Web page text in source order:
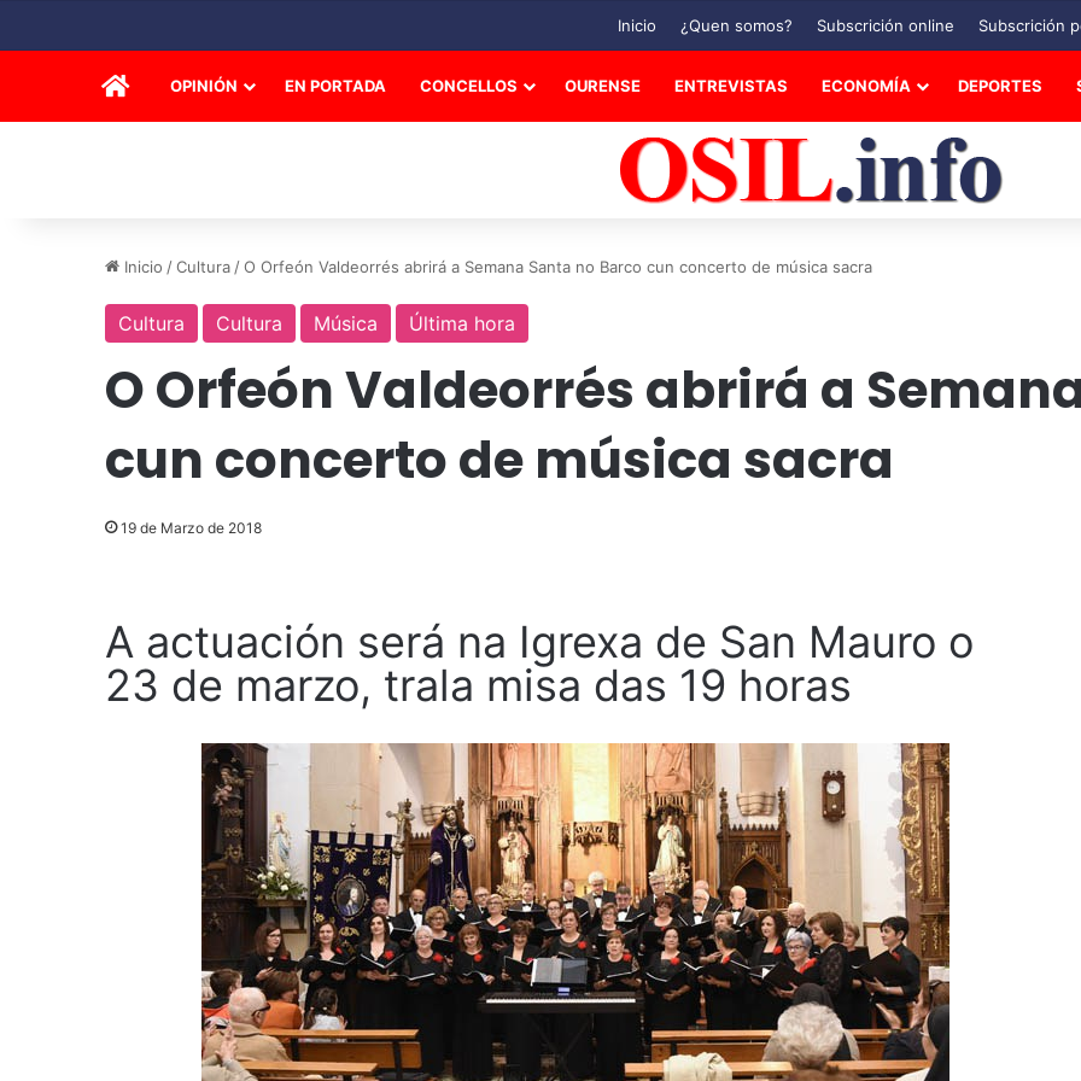
Inicio ¿Quen somos? Subscrición online Subscrición
INICIOOPINIÓN EN PORTADA CONCELLOS OURENSE ENTREVISTAS ECONOMÍA DEPORTES
Inicio /Cultura /O Orfeón Valdeorrés abrirá a Semana Santa no Barco cun concerto de música sacra
Cultura Cultura Música Última hora
O Orfeón Valdeorrés abrirá a
cun concerto de música sacra
19 de Marzo de 2018
A actuación será na Igrexa de San Mauro o
23 de marzo, trala misa das 19 horas